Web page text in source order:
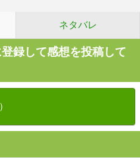
ネタバレ
録して感想を投稿して